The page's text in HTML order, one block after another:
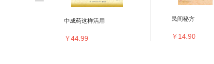
中成药这样活用
￥44.99
民间秘方
￥14.90